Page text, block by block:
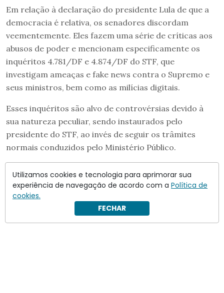
Em relação à declaração do presidente Lula de que a
democracia é relativa, os senadores discordam
veementemente. Eles fazem uma série de críticas aos
abusos de poder e mencionam especificamente os
inquéritos 4.781/DF e 4.874/DF do STF, que
investigam ameaças e fake news contra o Supremo e
seus ministros, bem como as milícias digitais.
Esses inquéritos são alvo de controvérsias devido à
sua natureza peculiar, sendo instaurados pelo
presidente do STF, ao invés de seguir os trâmites
normais conduzidos pelo Ministério Público.
Utilizamos cookies e tecnologia para aprimorar sua
experiência de navegação de acordo com a Política de
cookies.
FECHAR